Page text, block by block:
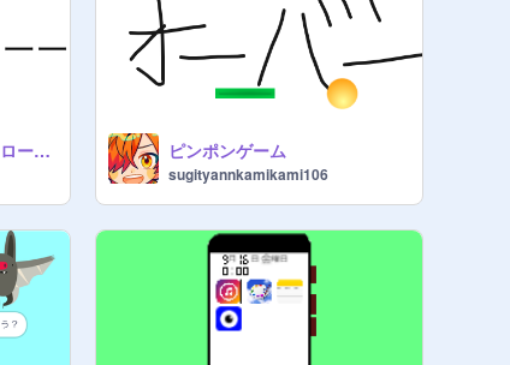
宝くじやるよーー（フォローもしてね） ピンポンゲーム
sugityannkamikami106